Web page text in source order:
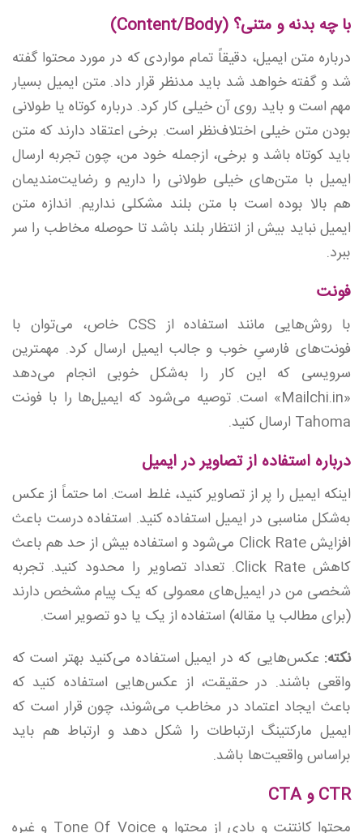
با چه بدنه و متنی؟ (Content/Body)
درباره متن ایمیل، دقیقاً تمام مواردی که در مورد محتوا گفته
شد و گفته خواهد شد باید مدنظر قرار داد. متن ایمیل بسیار
مهم است و باید روی آن خیلی کار کرد. درباره کوتاه یا طولانی
بودن متن خیلی اختلاف‌نظر است. برخی اعتقاد دارند که متن
باید کوتاه باشد و برخی، ازجمله خود من، چون تجربه ارسال
ایمیل با متن‌های خیلی طولانی را داریم و رضایت‌مندیمان
هم بالا بوده است با متن بلند مشکلی نداریم. اندازه متن
ایمیل نباید بیش از انتظار بلند باشد تا حوصله مخاطب را سر
ببرد.
فونت
با روش‌هایی مانند استفاده از CSS خاص، می‌توان با
فونت‌های فارسیِ خوب و جالب ایمیل ارسال کرد. مهمترین
سرویسی که این کار را به‌شکل خوبی انجام می‌دهد
«Mailchi.in» است. توصیه می‌شود که ایمیل‌ها را با فونت
Tahoma ارسال کنید.
درباره استفاده از تصاویر در ایمیل
اینکه ایمیل را پر از تصاویر کنید، غلط است. اما حتماً از عکس
به‌شکل مناسبی در ایمیل استفاده کنید. استفاده درست باعث
افزایش Click Rate می‌شود و استفاده بیش از حد هم باعث
کاهش Click Rate. تعداد تصاویر را محدود کنید. تجربه
شخصی من در ایمیل‌های معمولی که یک پیام مشخص دارند
(برای مطالب یا مقاله) استفاده از یک یا دو تصویر است.
نکته: عکس‌هایی که در ایمیل استفاده می‌کنید بهتر است که
واقعی باشند. در حقیقت، از عکس‌هایی استفاده کنید که
باعث ایجاد اعتماد در مخاطب می‌شوند، چون قرار است که
ایمیل مارکتینگ ارتباطات را شکل دهد و ارتباط هم باید
براساس واقعیت‌ها باشد.
CTR و CTA